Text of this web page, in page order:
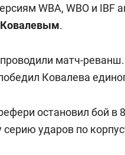
WBA, WBO и IBF
.
матч-
Ковалева
остановил бой в
серию ударов по
и даже
когда
свою